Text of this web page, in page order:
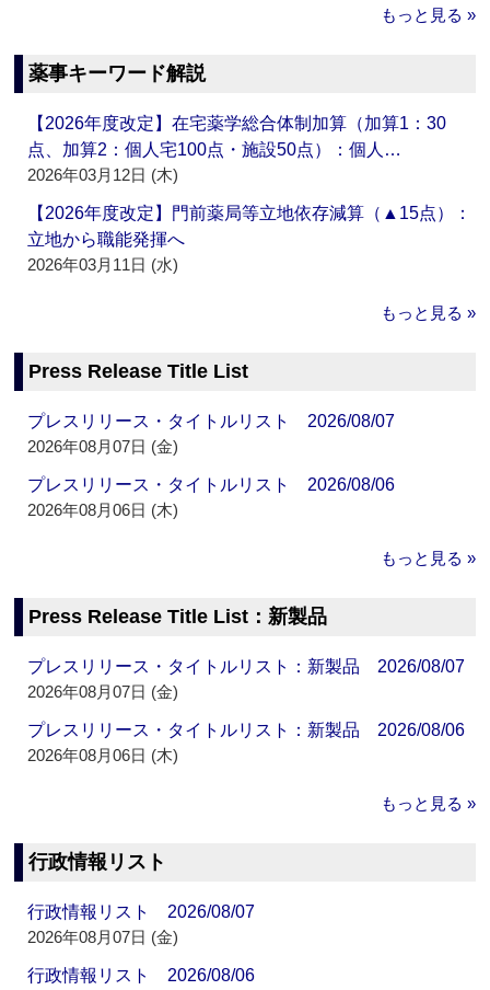
もっと見る »
薬事キーワード解説
【2026年度改定】在宅薬学総合体制加算（加算1：30
点、加算2：個人宅100点・施設50点）：個人…
2026年03月12日 (木)
【2026年度改定】門前薬局等立地依存減算（▲15点）：
立地から職能発揮へ
2026年03月11日 (水)
もっと見る »
Press Release Title List
プレスリリース・タイトルリスト 2026/08/07
2026年08月07日 (金)
プレスリリース・タイトルリスト 2026/08/06
2026年08月06日 (木)
もっと見る »
Press Release Title List：新製品
プレスリリース・タイトルリスト：新製品 2026/08/07
2026年08月07日 (金)
プレスリリース・タイトルリスト：新製品 2026/08/06
2026年08月06日 (木)
もっと見る »
行政情報リスト
行政情報リスト 2026/08/07
2026年08月07日 (金)
行政情報リスト 2026/08/06